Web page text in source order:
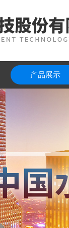
产品展示